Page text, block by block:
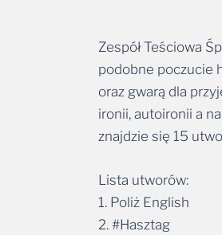
Zespół Teściowa
podobne poczucie
oraz gwarą dla
ironii, autoironii a
znajdzie się 15
Lista utworów:
1. Poliż English
2. #Hasztag